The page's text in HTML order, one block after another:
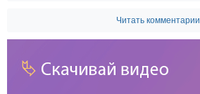
Читать комментарии